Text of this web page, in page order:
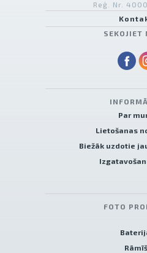
Reģ. Nr.
SEKOJIET
Par
Lietošanas
Biežāk uzdotie
FOTO